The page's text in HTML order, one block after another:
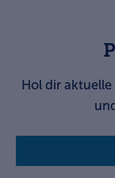
Hol dir aktuelle